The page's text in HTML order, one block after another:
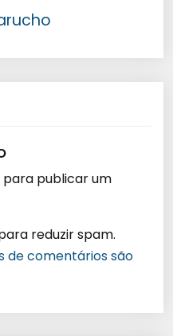
para publicar um
reduzir spam.
de comentários são